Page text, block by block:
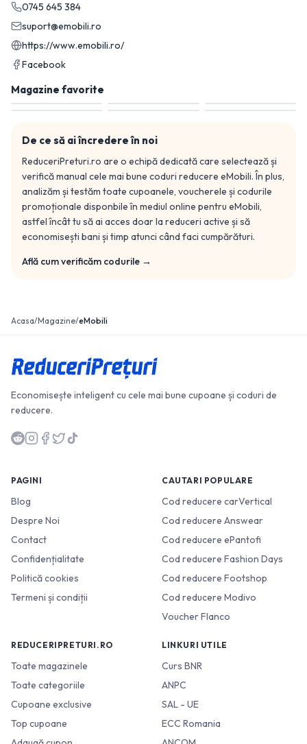
0745 645 384
suport@emobili.ro
https://www.emobili.ro/
Facebook
Magazine favorite
De ce să ai încredere în noi
ReduceriPreturi.ro are o echipă dedicată care selectează și
verifică manual cele mai bune coduri reducere eMobili. În plus,
analizăm și testăm toate cupoanele, voucherele și codurile
promoționale disponbile în mediul online pentru eMobili,
astfel încât tu să ai acces doar la reduceri active și să
economisești bani și timp atunci când faci cumpărături.
Află cum verificăm codurile →
Acasa/Magazine/eMobili
Economisește inteligent cu cele mai bune cupoane și coduri de
reducere.
PAGINI
Blog
Despre Noi
Contact
Confidențialitate
Politică cookies
Termeni și condiții
CAUTARI POPULARE
Cod reducere carVertical
Cod reducere Answear
Cod reducere ePantofi
Cod reducere Fashion Days
Cod reducere Footshop
Cod reducere Modivo
Voucher Flanco
REDUCERIPRETURI.RO
Toate magazinele
Toate categoriile
Cupoane exclusive
Top cupoane
LINKURI UTILE
Curs BNR
ANPC
SAL - UE
ECC Romania